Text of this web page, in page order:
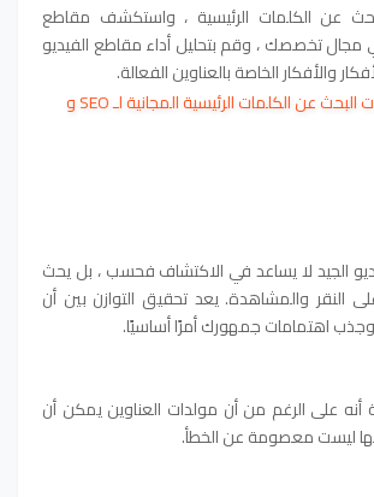
عن الكلمات الرئيسية ، واستكشف مقاطع
مجال تخصصك ، وقم بتحليل أداء مقاطع الفيديو
والأفكار الخاصة بالعناوين الفعالة.
الجيد لا يساعد في الاكتشاف فحسب ، بل يحث
النقر والمشاهدة. يعد تحقيق التوازن بين أن
اهتمامات جمهورك أمرًا أساسيًا.
على الرغم من أن مولدات العناوين يمكن أن
ليست معصومة عن الخطأ.